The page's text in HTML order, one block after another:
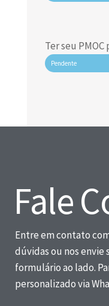
Ter seu
Pendente
Fale
Entre em contato
dúvidas ou nos envie
formulário ao lado.
personalizado via